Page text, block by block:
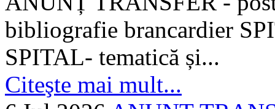
bibliografie brancardier
SPITAL- tematică și...
Citeşte mai mult...